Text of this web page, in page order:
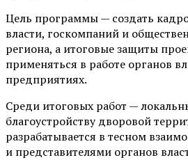
Цель программы — создать
власти, госкомпаний и
региона, а итоговые защиты
применяться в работе органов
предприятиях.
Среди итоговых работ —
благоустройству дворовой
разрабатывается в тесном
и представителями органов